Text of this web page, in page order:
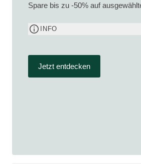
Spare bis zu -50% auf
INFO
Jetzt entdecken